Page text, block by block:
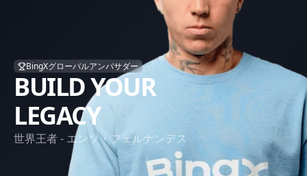
BUILD YOUR
LEGACY
世界王者 - エンソ・フェルナンデス